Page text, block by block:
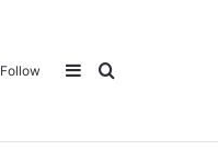
Follow Sidebar
Traži